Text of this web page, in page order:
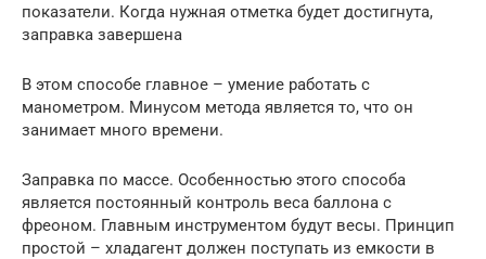
показатели. Когда нужная отметка будет достигнута,
заправка завершена
В этом способе главное – умение работать с
манометром. Минусом метода является то, что он
занимает много времени.
Заправка по массе. Особенностью этого способа
является постоянный контроль веса баллона с
фреоном. Главным инструментом будут весы. Принцип
простой – хладагент должен поступать из емкости в